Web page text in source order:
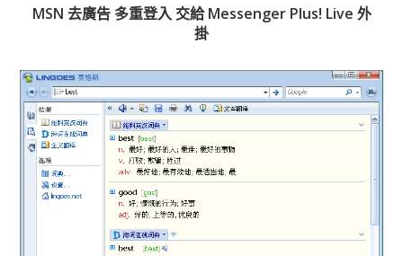
MSN 去廣告 多重登入 交給 Messenger Plus! Live 外
掛